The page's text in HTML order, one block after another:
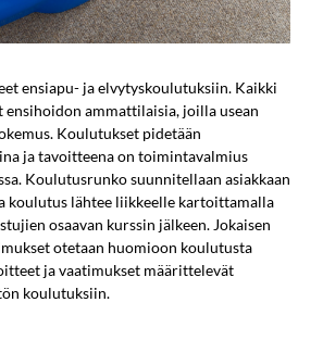
ensiapu- ja elvytyskoulutuksiin. Kaikki
ammattilaisia, joilla usean
Koulutukset pidetään
ja tavoitteena on toimintavalmius
Koulutusrunko suunnitellaan asiakkaan
koulutus lähtee liikkeelle kartoittamalla
osaavan kurssin jälkeen. Jokaisen
otetaan huomioon koulutusta
ja vaatimukset määrittelevät
koulutuksiin.